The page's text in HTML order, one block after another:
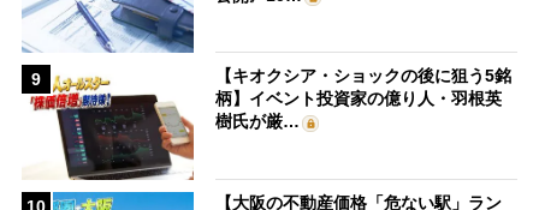
9
【キオクシア・ショックの後に狙う5銘
柄】イベント投資家の億り人・羽根英
樹氏が厳…
【大阪の不動産価格「危ない駅」ラン